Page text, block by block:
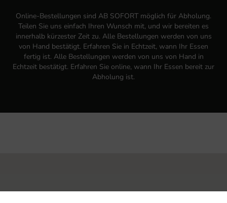
Online-Bestellungen sind AB SOFORT möglich für Abholung.
Teilen Sie uns einfach Ihren Wunsch mit, und wir bereiten es
innerhalb kürzester Zeit zu. Alle Bestellungen werden von uns
von Hand bestätigt. Erfahren Sie in Echtzeit, wann Ihr Essen
fertig ist. Alle Bestellungen werden von uns von Hand in
Echtzeit bestätigt. Erfahren Sie online, wann Ihr Essen bereit zur
Abholung ist.